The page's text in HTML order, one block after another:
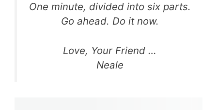
One minute, divided into six parts.
Go ahead. Do it now.
Love, Your Friend …
Neale